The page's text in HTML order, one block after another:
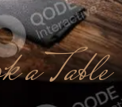
a Table